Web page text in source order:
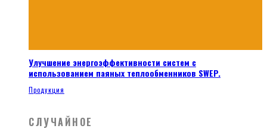
Улучшение энергоэффективности систем с
использованием паяных теплообменников SWEP.
Продукция
СЛУЧАЙНОЕ